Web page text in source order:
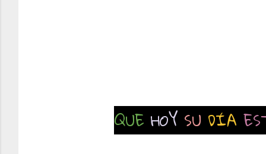
QUE HOY SU DÍA